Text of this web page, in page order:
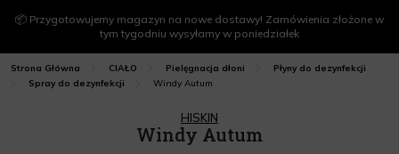
📦 Przygotowujemy magazyn na nowe dostawy! Zamówienia złożone w
tym tygodniu wysyłamy w poniedziałek
Strona Główna CIAŁO Pielęgnacja dłoni
Płyny do dezynfekcji
Spray do dezynfekcji
Windy Autum
HISKIN
Windy Autum